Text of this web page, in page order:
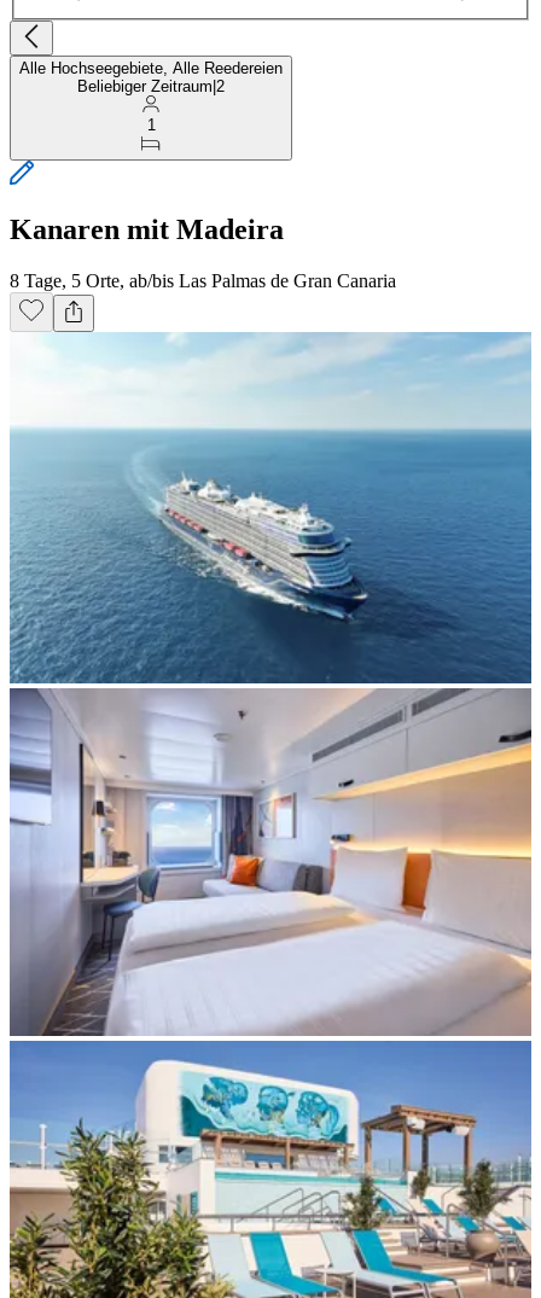
Alle Hochseegebiete, Alle Reedereien
Beliebiger Zeitraum 2
1
Kanaren mit Madeira
8 Tage, 5 Orte, ab/bis Las Palmas de Gran Canaria